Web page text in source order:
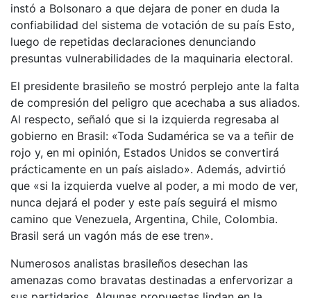
instó a Bolsonaro a que dejara de poner en duda la
confiabilidad del sistema de votación de su país Esto,
luego de repetidas declaraciones denunciando
presuntas vulnerabilidades de la maquinaria electoral.
El presidente brasileño se mostró perplejo ante la falta
de compresión del peligro que acechaba a sus aliados.
Al respecto, señaló que si la izquierda regresaba al
gobierno en Brasil: «Toda Sudamérica se va a teñir de
rojo y, en mi opinión, Estados Unidos se convertirá
prácticamente en un país aislado». Además, advirtió
que «si la izquierda vuelve al poder, a mi modo de ver,
nunca dejará el poder y este país seguirá el mismo
camino que Venezuela, Argentina, Chile, Colombia.
Brasil será un vagón más de ese tren».
Numerosos analistas brasileños desechan las
amenazas como bravatas destinadas a enfervorizar a